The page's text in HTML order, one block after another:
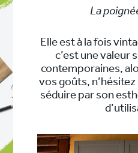
La
Elle est à la fois
c’est une valeur
contemporaines,
vos goûts,
séduire par son